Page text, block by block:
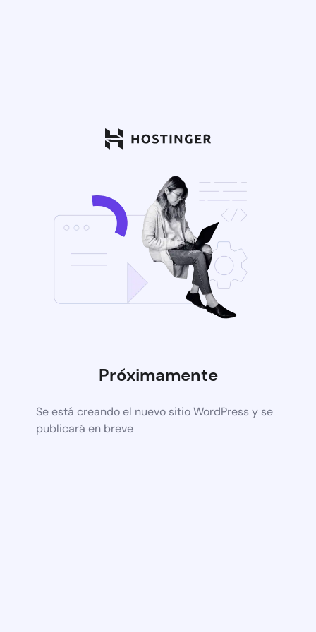
Próximamente
Se está creando el nuevo sitio WordPress y se
publicará en breve